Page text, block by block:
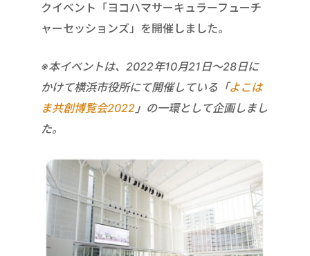
クイベント「ヨコハマサーキュラーフューチ
ャーセッションズ」を開催しました。
※本イベントは、2022年10月21日〜28日に
かけて横浜市役所にて開催している「よこは
ま共創博覧会2022 」の一環として企画しまし
た。